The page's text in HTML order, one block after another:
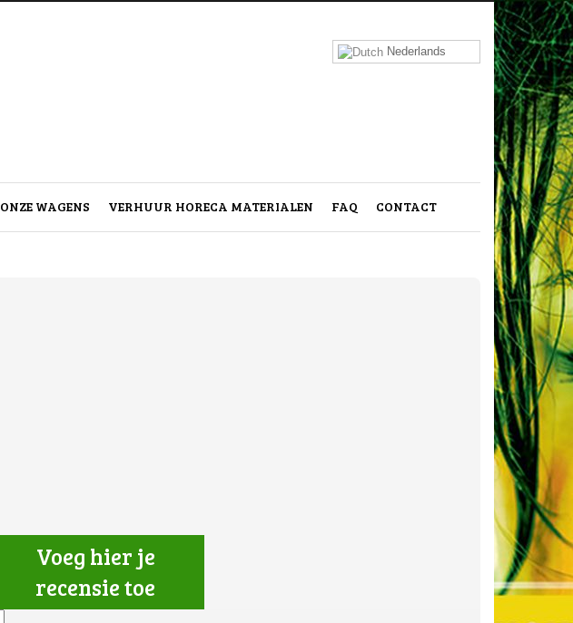
Nederlands
ONZE WAGENS VERHUUR HORECA MATERIALEN FAQ CONTACT
Voeg hier je
recensie toe